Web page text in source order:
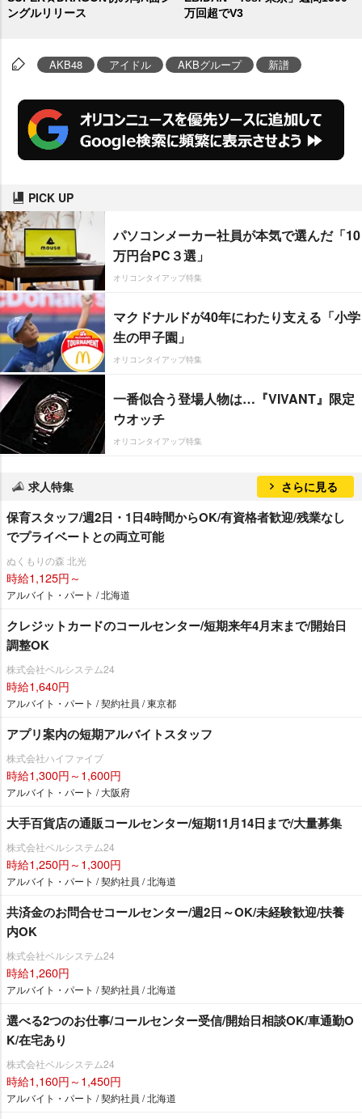
ングルリリース
万回超でV3
AKB48 アイドル AKBグループ 新譜
PICK UP
パソコンメーカー社員が本気で選んだ「10
万円台PC３選」
オリコンタイアップ特集
マクドナルドが40年にわたり支える「小学
生の甲子園」
オリコンタイアップ特集
一番似合う登場人物は…『VIVANT』限定
ウオッチ
オリコンタイアップ特集
求人特集 さらに見る
保育スタッフ/週2日・1日4時間からOK/有資格者歓迎/残業なし
でプライベートとの両立可能
ぬくもりの森 北光
時給1,125円～
アルバイト・パート / 北海道
クレジットカードのコールセンター/短期来年4月末まで/開始日
調整OK
株式会社ベルシステム24
時給1,640円
アルバイト・パート / 契約社員 / 東京都
アプリ案内の短期アルバイトスタッフ
株式会社ハイファイブ
時給1,300円～1,600円
アルバイト・パート / 大阪府
大手百貨店の通販コールセンター/短期11月14日まで/大量募集
株式会社ベルシステム24
時給1,250円～1,300円
アルバイト・パート / 契約社員 / 北海道
共済金のお問合せコールセンター/週2日～OK/未経験歓迎/扶養
内OK
株式会社ベルシステム24
時給1,260円
アルバイト・パート / 契約社員 / 北海道
選べる2つのお仕事/コールセンター受信/開始日相談OK/車通勤O
K/在宅あり
株式会社ベルシステム24
時給1,160円～1,450円
アルバイト・パート / 契約社員 / 北海道